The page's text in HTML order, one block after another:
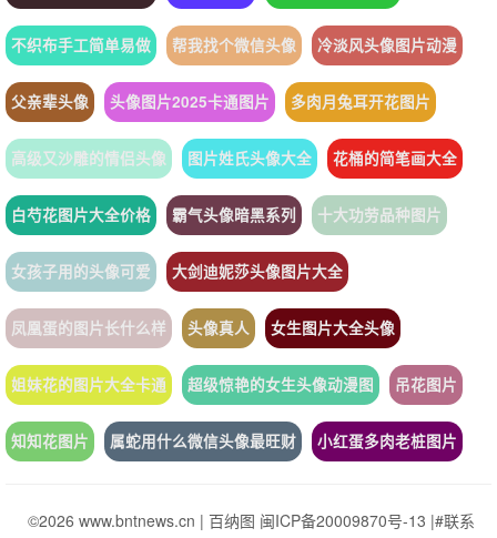
不织布手工简单易做 帮我找个微信头像 冷淡风头像图片动漫
父亲辈头像 头像图片2025卡通图片 多肉月兔耳开花图片
高级又沙雕的情侣头像 图片姓氏头像大全 花桶的简笔画大全
白芍花图片大全价格 霸气头像暗黑系列 十大功劳品种图片
女孩子用的头像可爱 大剑迪妮莎头像图片大全
凤凰蛋的图片长什么样 头像真人 女生图片大全头像
姐妹花的图片大全卡通 超级惊艳的女生头像动漫图 吊花图片
知知花图片 属蛇用什么微信头像最旺财 小红蛋多肉老桩图片
©2026 www.bntnews.cn | 百纳图 闽ICP备20009870号-13 |#联系